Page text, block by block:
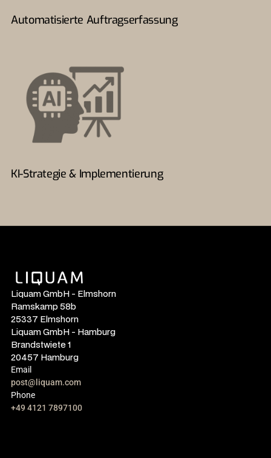
Automatisierte Auftragserfassung
KI-Strategie & Implementierung
Liquam GmbH - Elmshorn
Ramskamp 58b
25337 Elmshorn
Liquam GmbH - Hamburg
Brandstwiete 1
20457 Hamburg
Email
post@liquam.com
Phone
+49 4121 7897100